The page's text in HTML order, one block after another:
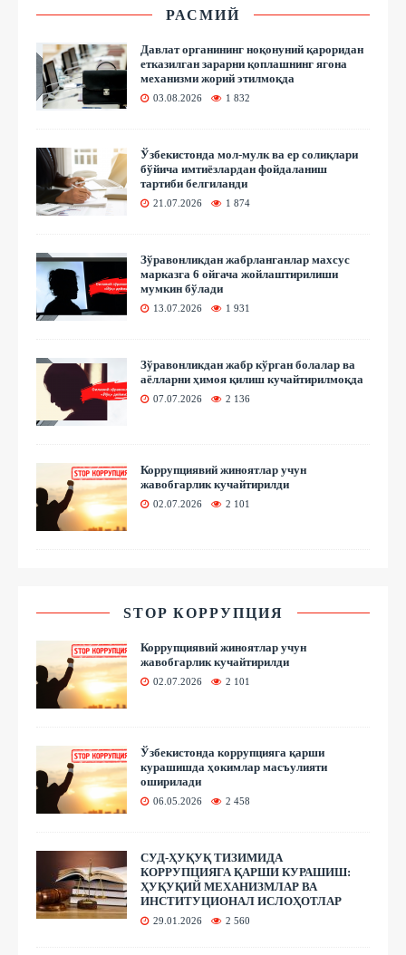
РАСМИЙ
Давлат органининг ноқонуний қароридан
етказилган зарарни қоплашнинг ягона
механизми жорий этилмоқда
03.08.2026 1 832
Ўзбекистонда мол-мулк ва ер солиқлари
бўйича имтиёзлардан фойдаланиш
тартиби белгиланди
21.07.2026 1 874
Зўравонликдан жабрланганлар махсус
марказга 6 ойгача жойлаштирилиши
мумкин бўлади
13.07.2026 1 931
Зўравонликдан жабр кўрган болалар ва
аёлларни ҳимоя қилиш кучайтирилмоқда
07.07.2026 2 136
Коррупциявий жиноятлар учун
жавобгарлик кучайтирилди
02.07.2026 2 101
STOP КОРРУПЦИЯ
Коррупциявий жиноятлар учун
жавобгарлик кучайтирилди
02.07.2026 2 101
Ўзбекистонда коррупцияга қарши
курашишда ҳокимлар масъулияти
оширилади
06.05.2026 2 458
СУД-ҲУҚУҚ ТИЗИМИДА
КОРРУПЦИЯГА ҚАРШИ КУРАШИШ:
ҲУҚУҚИЙ МЕХАНИЗМЛАР ВА
ИНСТИТУЦИОНАЛ ИСЛОҲОТЛАР
29.01.2026 2 560